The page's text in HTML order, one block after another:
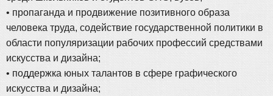
• пропаганда и продвижение позитивного образа
человека труда, содействие государственной политики в
области популяризации рабочих профессий средствами
искусства и дизайна;
• поддержка юных талантов в сфере графического
искусства и дизайна;